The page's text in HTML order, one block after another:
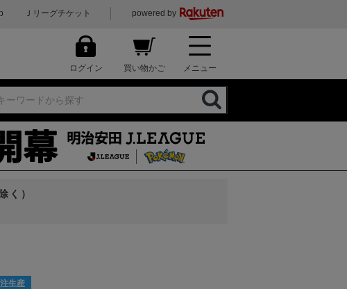
Ｊリーグチケット powered by
ログイン 買い物かご メニュー
く）
生産